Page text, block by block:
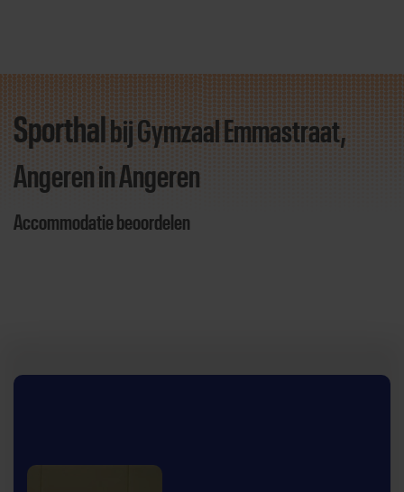
Direct door naar content
Sporthal bij Gymzaal Emmastraat,
Angerenin Angeren
Accommodatie beoordelen